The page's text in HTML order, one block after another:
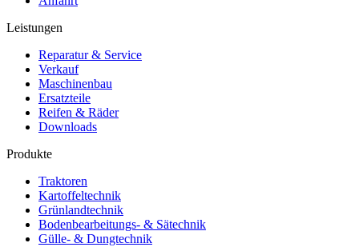
Leistungen
Reparatur & Service
Verkauf
Maschinenbau
Ersatzteile
Reifen & Räder
Downloads
Produkte
Traktoren
Kartoffeltechnik
Grünlandtechnik
Bodenbearbeitungs- & Sätechnik
Gülle- & Dungtechnik